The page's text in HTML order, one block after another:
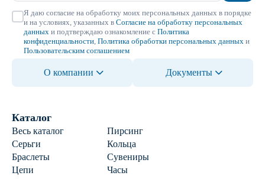
Я даю согласие на обработку моих персональных данных в порядке
и на условиях, указанных в Согласие на обработку персональных
данных и подтверждаю ознакомление с Политика
конфиденциальности Политика обработки персональных данных и
Пользовательским соглашением
О компании Документы
Каталог
Весь каталог
Пирсинг
Серьги
Кольца
Браслеты
Сувениры
Цепи
Часы